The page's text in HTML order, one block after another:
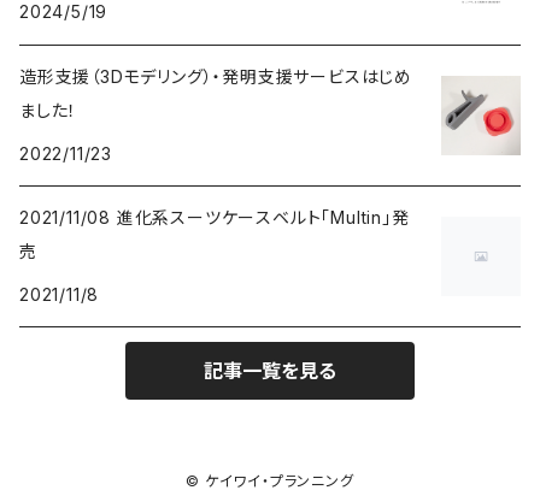
2024/5/19
造形支援（3Dモデリング）・発明支援サービスはじめ
ました！
2022/11/23
2021/11/08 進化系スーツケースベルト「Multin」発
売
2021/11/8
記事一覧を見る
© ケイワイ・プランニング